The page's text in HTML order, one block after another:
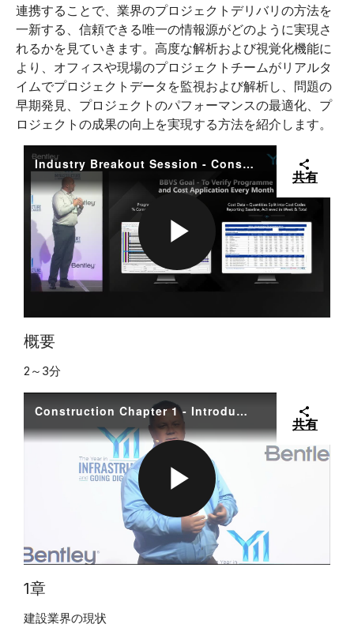
連携することで、業界のプロジェクトデリバリの方法を
一新する、信頼できる唯一の情報源がどのように実現さ
れるかを見ていきます。高度な解析および視覚化機能に
より、オフィスや現場のプロジェクトチームがリアルタ
イムでプロジェクトデータを監視および解析し、問題の
早期発見、プロジェクトのパフォーマンスの最適化、プ
ロジェクトの成果の向上を実現する方法を紹介します。
Industry Breakout Session - Construction Overall Summary
共有
P
A
Y
V
概要
2～3分
Construction Chapter 1 - Introduction State of the Construction Industry
共有
P
1章
建設業界の現状